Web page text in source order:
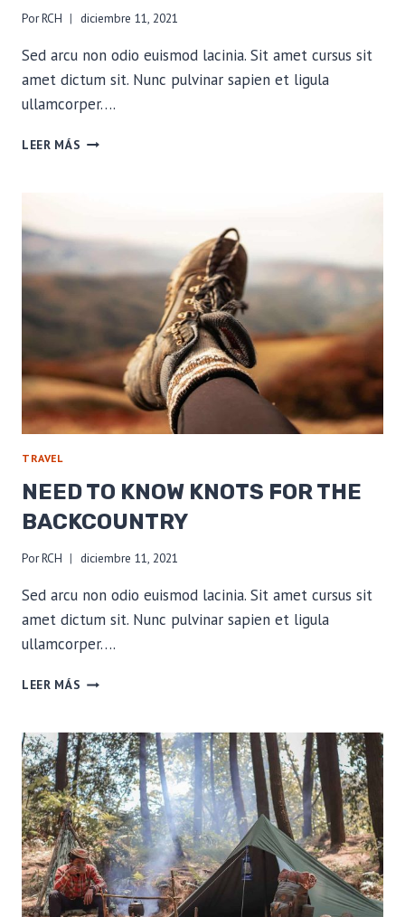
PorRCH diciembre 11, 2021
Sed arcu non odio euismod lacinia. Sit amet cursus sit
amet dictum sit. Nunc pulvinar sapien et ligula
ullamcorper….
LEER MÁS HIKER
TRAVEL
NEED TO KNOW KNOTS FOR THE
BACKCOUNTRY
PorRCH diciembre 11, 2021
Sed arcu non odio euismod lacinia. Sit amet cursus sit
amet dictum sit. Nunc pulvinar sapien et ligula
ullamcorper….
LEER MÁS NEED
KNOTS
FOR
THE
BACKCOUNTRY